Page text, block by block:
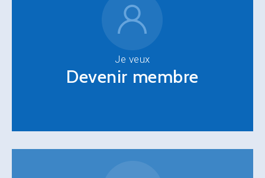
Je veux
Devenir membre